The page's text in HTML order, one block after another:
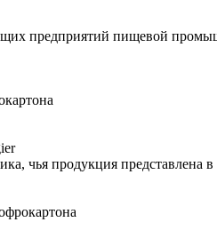
предприятий пищевой
чья продукция представлена